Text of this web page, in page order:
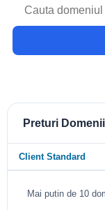
Preturi
Client Standard
Mai putin de 10